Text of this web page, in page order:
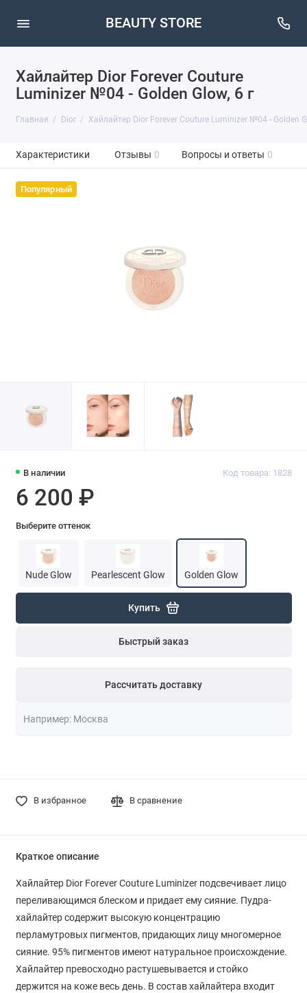
BEAUTY STORE
Хайлайтер Dior Forever Couture
Luminizer №04 - Golden Glow, 6 г
Главная Dior Хайлайтер Dior Forever Couture Luminizer №04 - Golden
Характеристики Отзывы 0 Вопросы и ответы 0
Популярный
В наличии Код товара: 1828
6 200 ₽
Выберите оттенок
Nude Glow Pearlescent Glow Golden Glow
Купить
Быстрый заказ
Рассчитать доставку
В избранное В сравнение
Краткое описание
Хайлайтер Dior Forever Couture Luminizer подсвечивает лицо
переливающимся блеском и придает ему сияние. Пудра-
хайлайтер содержит высокую концентрацию
перламутровых пигментов, придающих лицу многомерное
сияние. 95% пигментов имеют натуральное происхождение.
Хайлайтер превосходно растушевывается и стойко
держится на коже весь день. В состав хайлайтера входит